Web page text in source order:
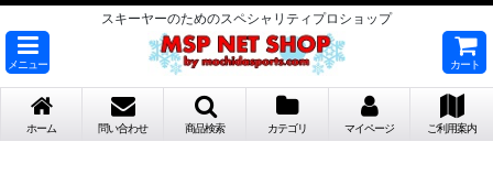
スキーヤーのためのスペシャリティプロショップ
メニュー カート
ホーム 問い合わせ 商品検索 カテゴリ マイページ ご利用案内